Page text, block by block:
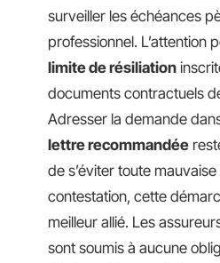
surveiller les échéances
professionnel. L’attention
limite de résiliation
documents contractuels
Adresser la demande
lettre recommandée
de s’éviter toute
contestation, cette
meilleur allié. Les
sont soumis à aucune